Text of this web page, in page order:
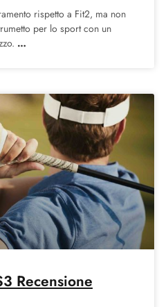
rispetto a Fit2, ma non
per lo sport con un
Recensione